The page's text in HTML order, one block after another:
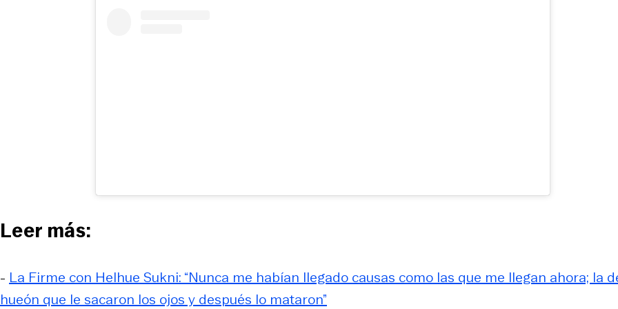
Leer más:
- La Firme con Helhue Sukni: “Nunca me habían llegado causas como las que me llegan ahora; la
hueón que le sacaron los ojos y después lo mataron”